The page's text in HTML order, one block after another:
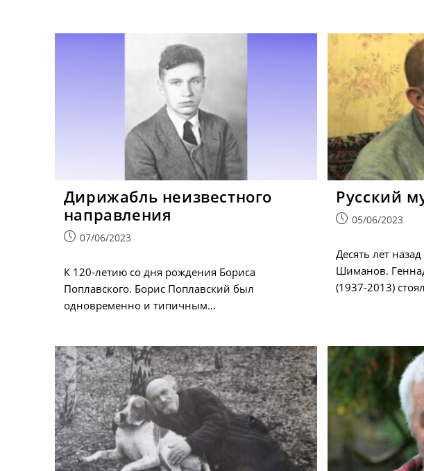
Дирижабль неизвестного
направления
Запись07/06/2023
К 120-летию со дня рождения Бориса
Поплавского. Борис Поплавский был
одновременно и типичным…
Русский
Запись05/06/2023
Десять лет
Шиманов.
(1937-2013)